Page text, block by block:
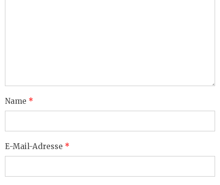
Name *
E-Mail-Adresse *